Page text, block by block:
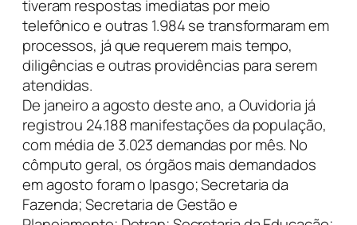
tiveram respostas imediatas por meio
telefônico e outras 1.984 se transformaram em
processos, já que requerem mais tempo,
diligências e outras providências para serem
atendidas.
De janeiro a agosto deste ano, a Ouvidoria já
registrou 24.188 manifestações da população,
com média de 3.023 demandas por mês. No
cômputo geral, os órgãos mais demandados
em agosto foram o Ipasgo; Secretaria da
Fazenda; Secretaria de Gestão e